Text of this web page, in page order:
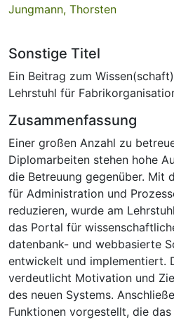
Jungmann, Thorsten
Sonstige Titel
Ein Beitrag zum
Lehrstuhl für
Zusammenfassung
Einer großen Anzahl zu
Diplomarbeiten stehen hohe
die Betreuung gegenüber. Mit
für Administration und
reduzieren, wurde am
das Portal für
datenbank- und webbasierte
entwickelt und implementiert.
verdeutlicht Motivation und
des neuen Systems.
Funktionen vorgestellt, die